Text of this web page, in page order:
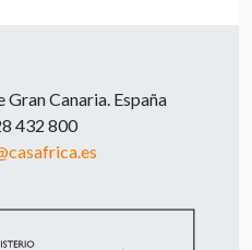
Gran Canaria. España
432 800